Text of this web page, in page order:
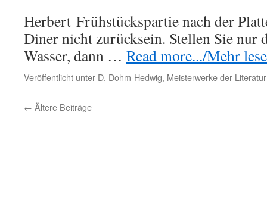
Herbert Frühstückspartie nach der
Diner nicht zurücksein. Stellen Sie nur
Wasser, dann … Read more.../Mehr
Veröffentlicht unter D, Dohm-Hedwig, Meisterwerke der Literatur
← Ältere Beiträge